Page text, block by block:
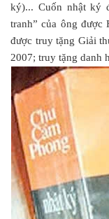
ký)... Cuốn nhật ký
tranh” của ông được
được truy tặng Giải
2007; truy tặng danh